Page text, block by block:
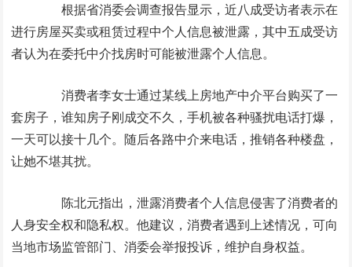
根据省消委会调查报告显示，近八成受访者表示在
进行房屋买卖或租赁过程中个人信息被泄露，其中五成受访
者认为在委托中介找房时可能被泄露个人信息。
消费者李女士通过某线上房地产中介平台购买了一
套房子，谁知房子刚成交不久，手机被各种骚扰电话打爆，
一天可以接十几个。随后各路中介来电话，推销各种楼盘，
让她不堪其扰。
陈北元指出，泄露消费者个人信息侵害了消费者的
人身安全权和隐私权。他建议，消费者遇到上述情况，可向
当地市场监管部门、消委会举报投诉，维护自身权益。